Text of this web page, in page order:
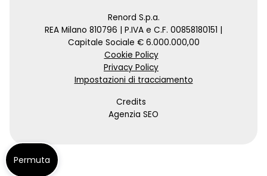
Renord S.p.a.
REA Milano 810796 | P.IVA e C.F. 00858180151 |
Capitale Sociale € 6.000.000,00
Cookie Policy
Privacy Policy
Impostazioni di tracciamento
Credits
Agenzia SEO
Permuta